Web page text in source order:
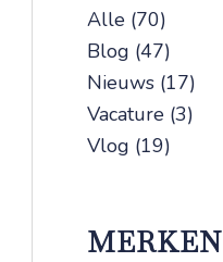
Alle (70)
Blog (47)
Nieuws (17)
Vacature (3)
Vlog (19)
MERKEN